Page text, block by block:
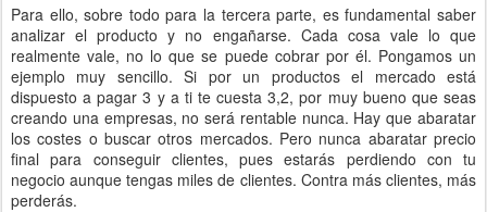
Para ello, sobre todo para la tercera parte, es fundamental saber
analizar el producto y no engañarse. Cada cosa vale lo que
realmente vale, no lo que se puede cobrar por él. Pongamos un
ejemplo muy sencillo. Si por un productos el mercado está
dispuesto a pagar 3 y a ti te cuesta 3,2, por muy bueno que seas
creando una empresas, no será rentable nunca. Hay que abaratar
los costes o buscar otros mercados. Pero nunca abaratar precio
final para conseguir clientes, pues estarás perdiendo con tu
negocio aunque tengas miles de clientes. Contra más clientes, más
perderás.